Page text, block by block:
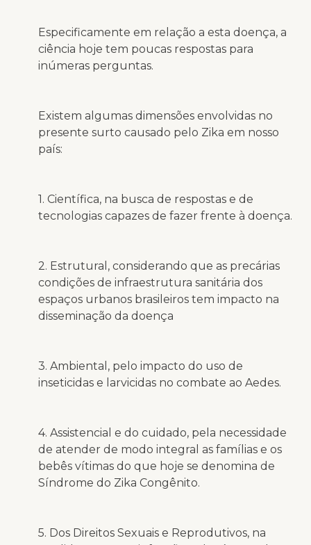
Especificamente em relação a esta doença, a
ciência hoje tem poucas respostas para
inúmeras perguntas.
Existem algumas dimensões envolvidas no
presente surto causado pelo Zika em nosso
país:
1. Científica, na busca de respostas e de
tecnologias capazes de fazer frente à doença.
2. Estrutural, considerando que as precárias
condições de infraestrutura sanitária dos
espaços urbanos brasileiros tem impacto na
disseminação da doença
3. Ambiental, pelo impacto do uso de
inseticidas e larvicidas no combate ao Aedes.
4. Assistencial e do cuidado, pela necessidade
de atender de modo integral as famílias e os
bebês vítimas do que hoje se denomina de
Síndrome do Zika Congênito.
5. Dos Direitos Sexuais e Reprodutivos, na